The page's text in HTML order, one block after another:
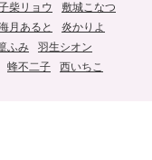
柴リョウ
敷城こなつ
月あると
炎かりよ
ふみ
羽生シオン
蜂不二子
西いちこ